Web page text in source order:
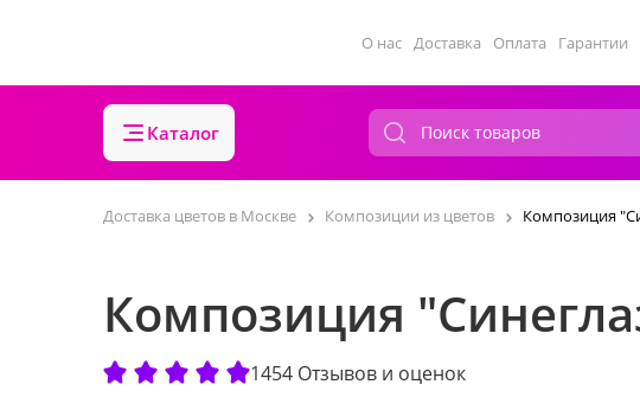
О нас Доставка Оплата Гарантии
Каталог
Доставка цветов в Москве Композиции из цветов Композиция
Композиция
1454 Отзывов и оценок